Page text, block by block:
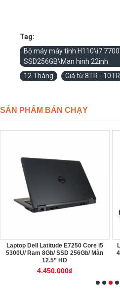
Tag:
Bộ máy máy tính
SSD256GB\Man hinh 22inh
12 Tháng
Giá từ 8TR - 10TR
SẢN PHẨM BÁN CHẠY
Laptop Dell Latitude E7250 Core i5
5300U/ Ram 8Gb/ SSD 256Gb/ Màn
12.5” HD
4.450.000₫